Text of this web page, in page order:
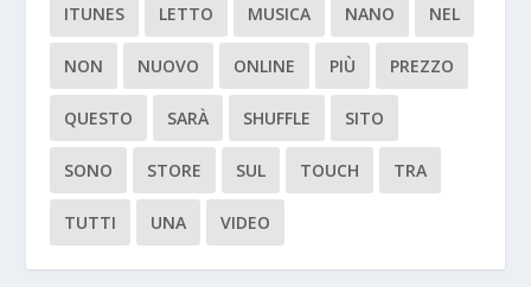
ITUNES LETTO MUSICA NANO NEL
NON NUOVO ONLINE PIÙ PREZZO
QUESTO SARÀ SHUFFLE SITO
SONO STORE SUL TOUCH TRA
TUTTI UNA VIDEO